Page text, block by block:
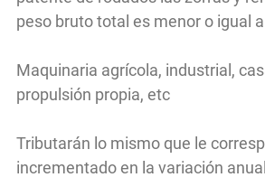
peso bruto total es menor o igual
Maquinaria agrícola, industrial,
propulsión propia, etc
Tributarán lo mismo que le
incrementado en la variación